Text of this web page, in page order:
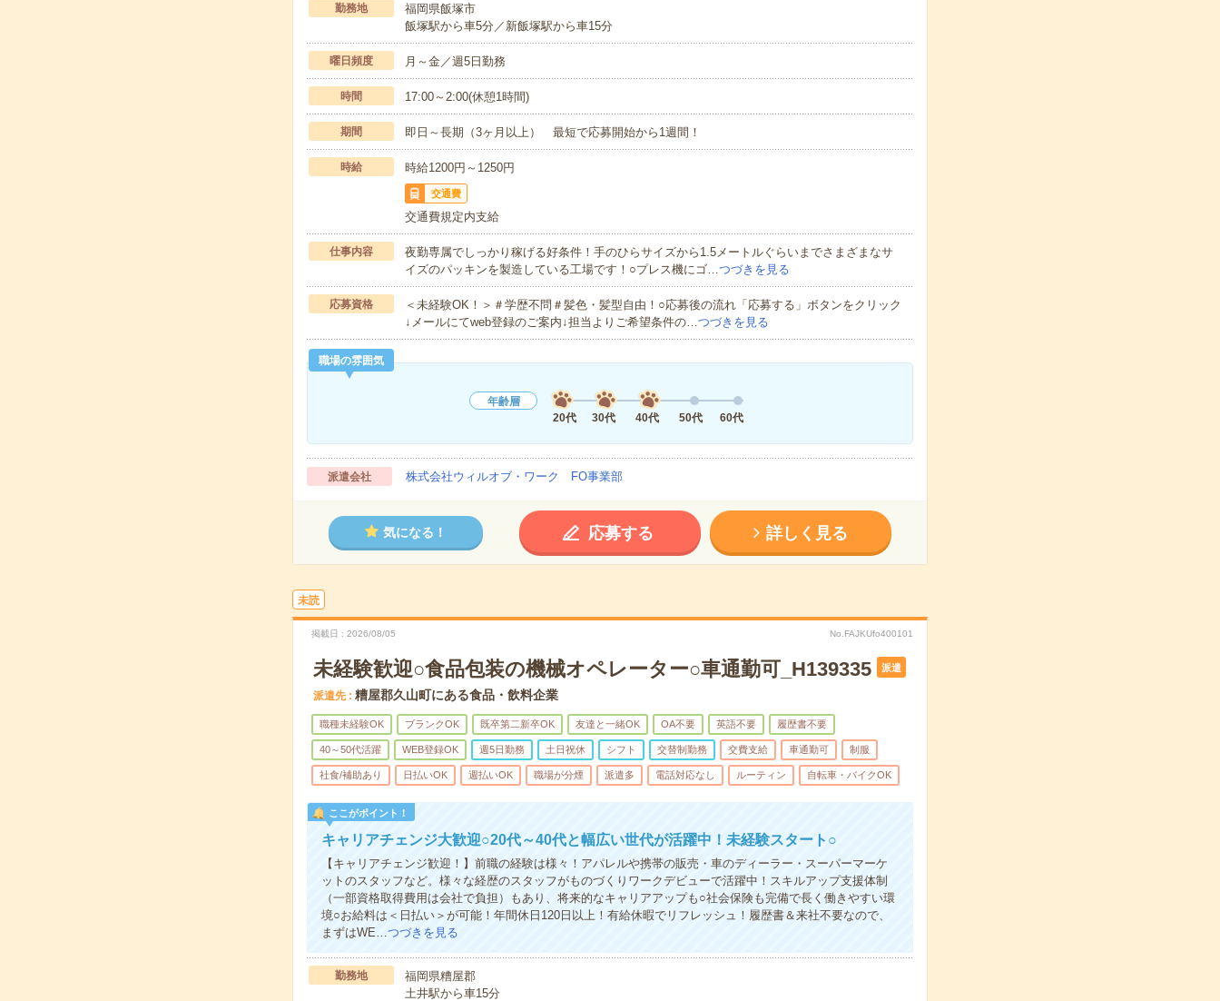
勤務地
福岡県飯塚市
飯塚駅から車5分／新飯塚駅から車15分
曜日頻度 月～金／週5日勤務
時間 17:00～2:00(休憩1時間)
期間 即日～長期（3ヶ月以上） 最短で応募開始から1週間！
時給 時給1200円～1250円
交通費
交通費規定内支給
仕事内容
夜勤専属でしっかり稼げる好条件！手のひらサイズから1.5メートルぐらいまでさまざまなサ
イズのパッキンを製造している工場です！○プレス機にゴ…つづきを見る
応募資格
＜未経験OK！＞＃学歴不問＃髪色・髪型自由！○応募後の流れ「応募する」ボタンをクリック
↓メールにてweb登録のご案内↓担当よりご希望条件の…つづきを見る
職場の雰囲気
年齢層
20代
30代 40代 50代 60代
派遣会社 株式会社ウィルオブ・ワーク FO事業部
気になる！ 応募する 詳しく見る
未読
掲載日 2026/08/05 No.FAJKUfo400101
未経験歓迎○食品包装の機械オペレーター○車通勤可_H139335 派遣
派遣先 糟屋郡久山町にある食品・飲料企業
職種未経験OK ブランクOK 既卒第二新卒OK 友達と一緒OK OA不要 英語不要 履歴書不要
40～50代活躍 WEB登録OK 週5日勤務 土日祝休 シフト 交替制勤務 交費支給 車通勤可 制服
社食/補助あり 日払いOK 週払いOK 職場が分煙 派遣多 電話対応なし ルーティン 自転車・バイクOK
ここがポイント！
キャリアチェンジ大歓迎○20代～40代と幅広い世代が活躍中！未経験スタート○
【キャリアチェンジ歓迎！】前職の経験は様々！アパレルや携帯の販売・車のディーラー・スーパーマーケ
ットのスタッフなど。様々な経歴のスタッフがものづくりワークデビューで活躍中！スキルアップ支援体制
（一部資格取得費用は会社で負担）もあり、将来的なキャリアアップも○社会保険も完備で長く働きやすい環
境○お給料は＜日払い＞が可能！年間休日120日以上！有給休暇でリフレッシュ！履歴書＆来社不要なので、
まずはWE…つづきを見る
勤務地
福岡県糟屋郡
土井駅から車15分